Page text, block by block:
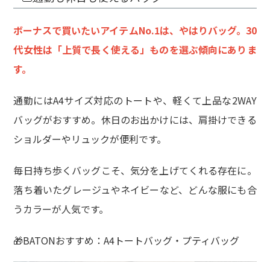
ボーナスで買いたいアイテムNo.1は、やはりバッグ。30
代女性は「上質で長く使える」ものを選ぶ傾向にありま
す。
通勤にはA4サイズ対応のトートや、軽くて上品な2WAY
バッグがおすすめ。休日のお出かけには、肩掛けできる
ショルダーやリュックが便利です。
毎日持ち歩くバッグこそ、気分を上げてくれる存在に。
落ち着いたグレージュやネイビーなど、どんな服にも合
うカラーが人気です。
🎁BATONおすすめ：A4トートバッグ・プティバッグ